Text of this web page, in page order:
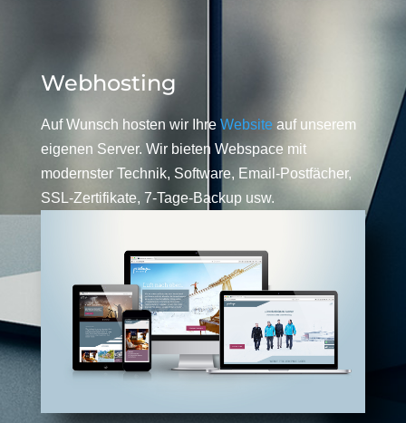
Webhosting
Auf Wunsch hosten wir Ihre Website auf unserem
eigenen Server. Wir bieten Webspace mit
modernster Technik, Software, Email-Postfächer,
SSL-Zertifikate, 7-Tage-Backup usw.